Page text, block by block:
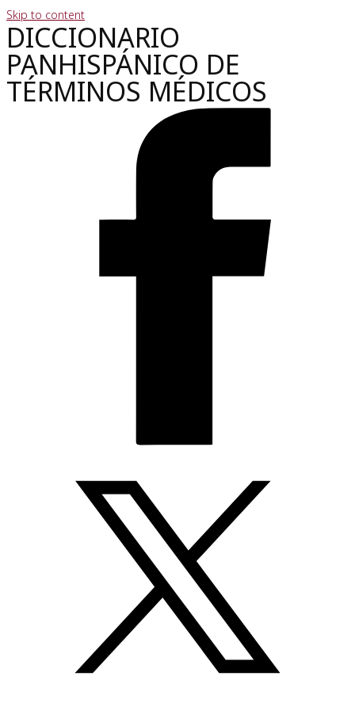
Skip to content
DICCIONARIO
PANHISPÁNICO DE
TÉRMINOS MÉDICOS